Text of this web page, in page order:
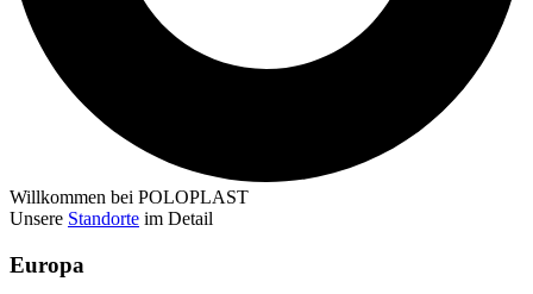
Willkommen bei POLOPLAST
Unsere Standorte im Detail
Europa